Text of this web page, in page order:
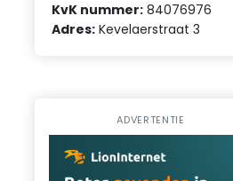
KvK nummer: 84076976
Adres: Kevelaerstraat 3
ADVERTENTIE